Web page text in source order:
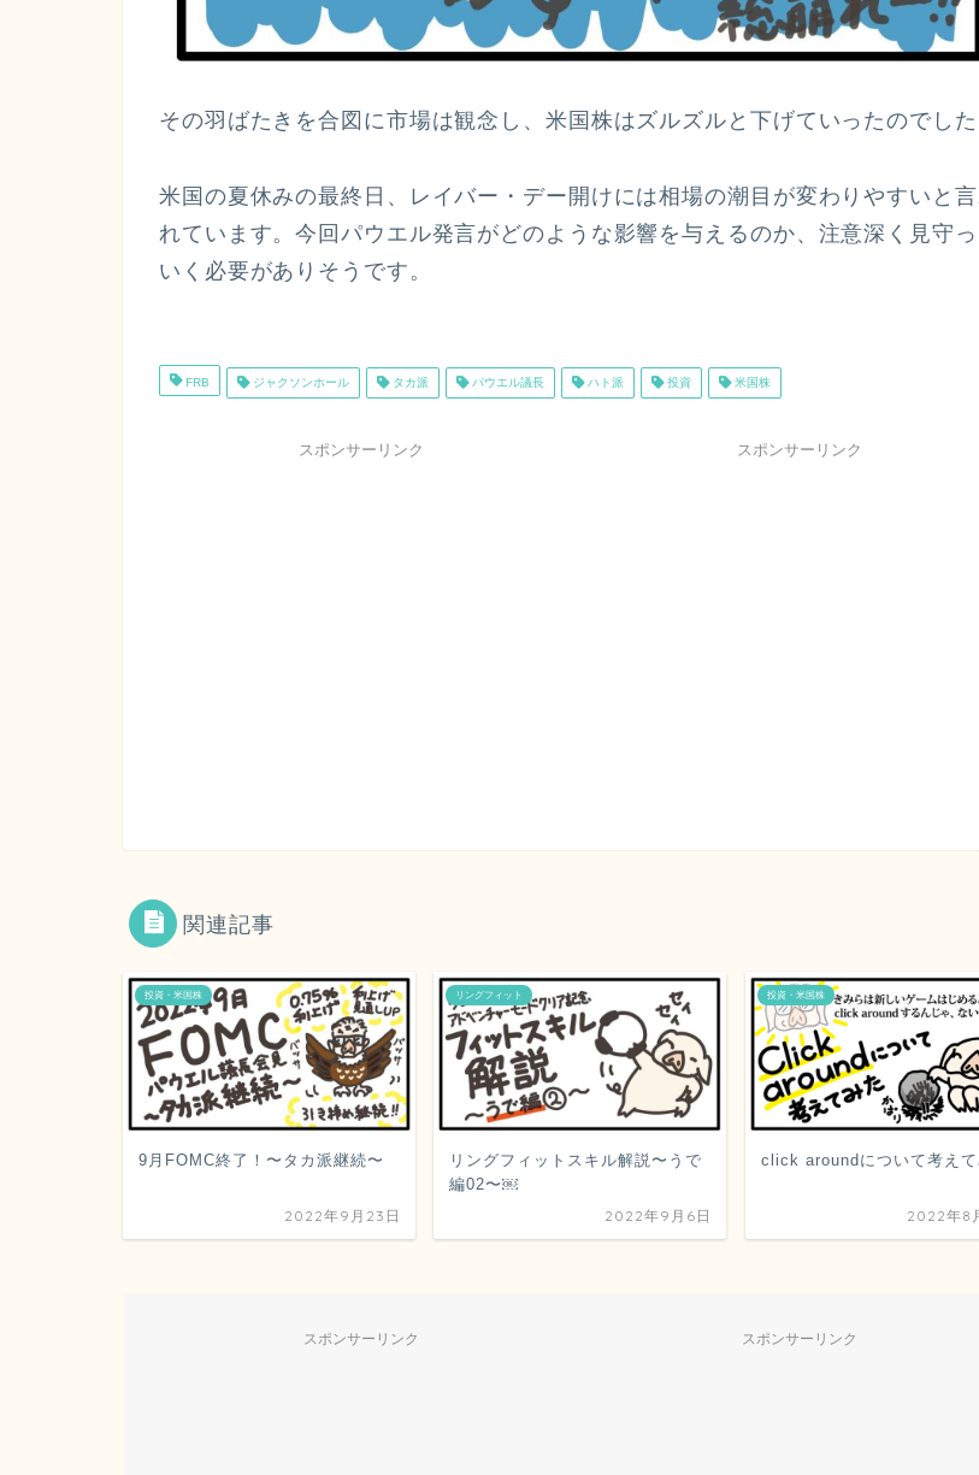
その羽ばたきを合図に市場は観念し、米国株はズルズルと下げていったのでした
米国の夏休みの最終日、レイバー・デー開けには相場の潮目が変わりやすいと
れています。今回パウエル発言がどのような影響を与えるのか、注意深く見守っ
いく必要がありそうです。
FRB ジャクソンホール タカ派 パウエル議長 ハト派 投資 米国株
スポンサーリンク スポンサーリンク
関連記事
投資・米国株
9月FOMC終了！〜タカ派継続〜
2022年9月23日
リングフィット
リングフィットスキル解説〜うで
編02〜￼
2022年9月6日
投資・米国株
click aroundについて考えて
2022年8
スポンサーリンク スポンサーリンク